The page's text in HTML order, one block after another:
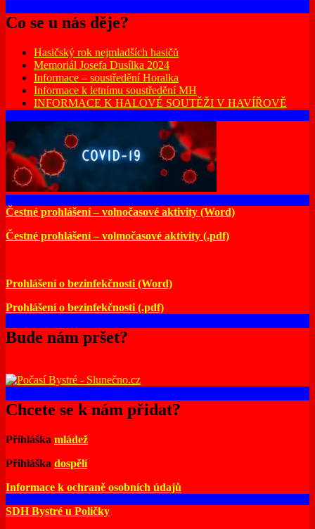
Co se u nás děje?
Hasičský rok nejmladších hasičů
Memoriál Josefa Dusílka 2024
Informace – soustředění Horalka
Informace k letnímu soustředění MH
INFORMACE K HALOVÉ SOUTĚŽI V HAVÍŘOVĚ
Čestné prohlášení – volnočasové aktivity (Word)
Čestné prohlášení – volmočasové aktivity (.pdf)
Prohlášení o bezinfekčnosti (Word)
Prohlášení o bezinfekčnosti (.pdf)
Bude nám pršet?
Chcete se k nám přidat?
Přihláška mládež
Přihláška dospělí
Informace k ochraně osobních údajů
SDH Bystré u Poličky